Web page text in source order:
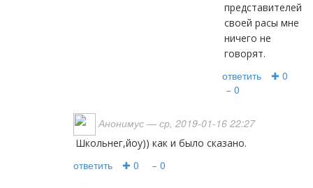
представителей
своей расы мне
ничего не
говорят.
ответить
✚ 0
− 0
Анонимус — ср, 2019-01-16 22:27
Школьнег,йоу)) как и было сказано.
ответить ✚ 0 − 0